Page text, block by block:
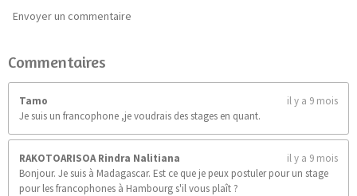
9
l
Envoyer un commentaire
Commentaires
Tamo
il y a 9 mois
Je suis un francophone ,je voudrais des stages en quant.
RAKOTOARISOA Rindra Nalitiana
il y a 9 mois
Bonjour. Je suis à Madagascar. Est ce que je peux postuler pour un stage
pour les francophones à Hambourg s'il vous plaît ?